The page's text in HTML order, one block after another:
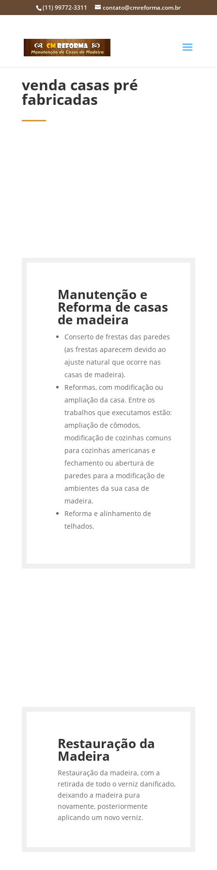
(11) 99772-3311 contato@cmreforma.com.br
venda casas pré
fabricadas
Manutenção e
Reforma de casas
de madeira
Conserto de frestas das paredes
(as frestas aparecem devido ao
ajuste natural que ocorre nas
casas de madeira).
Reformas, com modificação ou
ampliação da casa. Entre os
trabalhos que executamos estão:
ampliação de cômodos,
modificação de cozinhas comuns
para cozinhas americanas e
fechamento ou abertura de
paredes para a modificação de
ambientes da sua casa de
madeira.
Reforma e alinhamento de
telhados.
Restauração da
Madeira
Restauração da madeira, com a
retirada de todo o verniz danificado,
deixando a madeira pura
novamente, posteriormente
aplicando um novo verniz.